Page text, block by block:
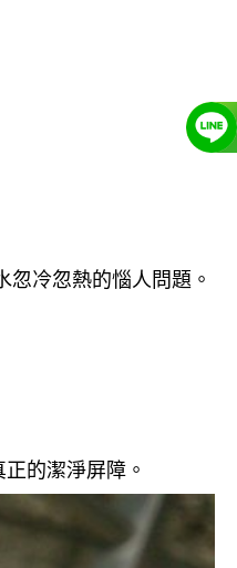
冷忽熱的惱人問題。
的潔淨屏障。